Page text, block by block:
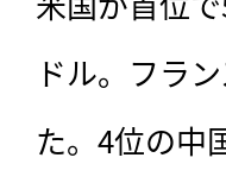
ドル。フラ
た。4位の中